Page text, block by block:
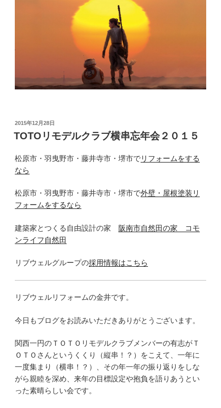
投
稿
日:
2015年12月28日
TOTOリモデルクラブ横串忘年会２０１５
松原市・羽曳野市・藤井寺市・堺市でリフォームをする
なら
松原市・羽曳野市・藤井寺市・堺市で外壁・屋根塗装リ
フォームをするなら
建築家とつくる自由設計の家 阪南市自然田の家 コモ
ンライフ自然田
リブウェルグループの採用情報はこちら
リブウェルリフォームの金井です。
今日もブログをお読みいただきありがとうございます。
関西一円のＴＯＴＯリモデルクラブメンバーの有志がＴ
ＯＴＯさんというくくり（縦串！？）をこえて、一年に
一度集まり（横串！？）、その年一年の振り返りをしな
がら親睦を深め、来年の目標設定や抱負を語りあうとい
った素晴らしい会です。